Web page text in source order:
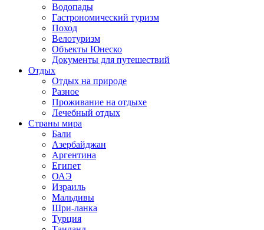
Водопады
Гастрономический туризм
Поход
Велотуризм
Объекты Юнеско
Документы для путешествий
Отдых
Отдых на природе
Разное
Проживание на отдыхе
Лечебный отдых
Страны мира
Бали
Азербайджан
Аргентина
Египет
ОАЭ
Израиль
Мальдивы
Шри-ланка
Турция